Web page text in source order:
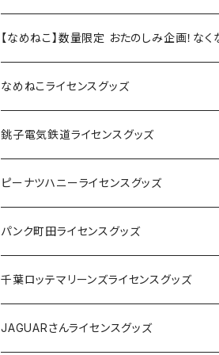
【なめねこ】数量限定 おたのしみ企画！な
なめねこライセンスグッズ
Tシャツ
キャップ
ステッカー
缶バッジ
ホテルキーホルダー
銚子電気鉄道ライセンスグッズ
ステッカー
缶バッジ
アクリルキーホルダー
ホテルキーホルダー
ピーナツハニーライセンスグッズ
Tシャツ
キャップ
バッグ
パンク町田ライセンスグッズ
Tシャツ
キャップ
千葉ロッテマリーンズライセンスグッズ
ステッカー
JAGUARさんライセンスグッズ